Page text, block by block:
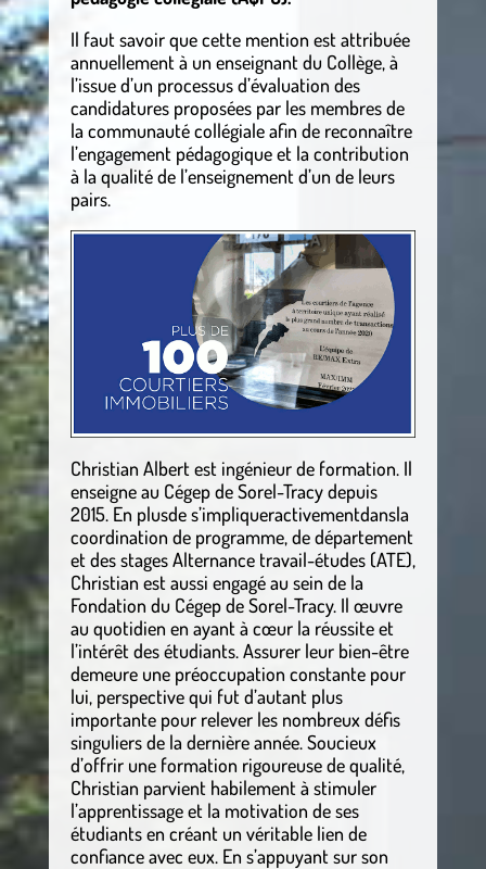
Il faut savoir que cette mention est attribuée
annuellement à un enseignant du Collège, à
l’issue d’un processus d’évaluation des
candidatures proposées par les membres de
la communauté collégiale afin de reconnaître
l’engagement pédagogique et la contribution
à la qualité de l’enseignement d’un de leurs
pairs.
Christian Albert est ingénieur de formation. Il
enseigne au Cégep de Sorel-Tracy depuis
2015. En plusde s’impliqueractivementdansla
coordination de programme, de département
et des stages Alternance travail-études (ATE),
Christian est aussi engagé au sein de la
Fondation du Cégep de Sorel-Tracy. Il œuvre
au quotidien en ayant à cœur la réussite et
l’intérêt des étudiants. Assurer leur bien-être
demeure une préoccupation constante pour
lui, perspective qui fut d’autant plus
importante pour relever les nombreux défis
singuliers de la dernière année. Soucieux
d’offrir une formation rigoureuse de qualité,
Christian parvient habilement à stimuler
l’apprentissage et la motivation de ses
étudiants en créant un véritable lien de
confiance avec eux. En s’appuyant sur son